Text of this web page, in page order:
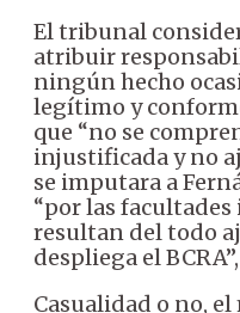
El tribunal
atribuir
ningún hecho
legítimo y
que “no se
injustificada y no
se imputara a
“por las facultades
resultan del todo
despliega el
Casualidad o no,